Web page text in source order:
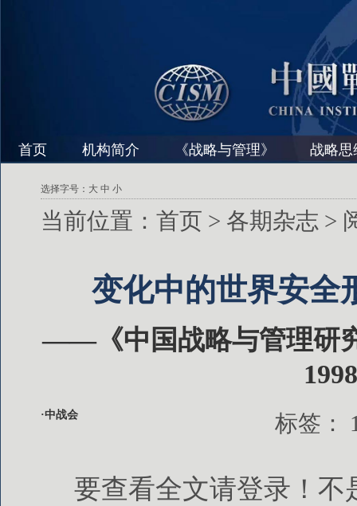
首页 机构简介 《战略与管理》 战略思
选择字号： 大 中 小
当前位置： 首页 > 各期杂志 >
变化中的世界安全
——《中国战略与管理研
·中战会 标签：
要查看全文请登录！不